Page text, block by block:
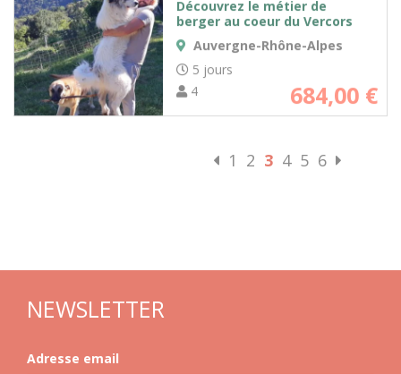
Découvrez le métier de
berger au coeur du Vercors
Auvergne-Rhône-Alpes
5 jours
4
684,00 €
1 2 3 4 5 6
NEWSLETTER
Adresse email